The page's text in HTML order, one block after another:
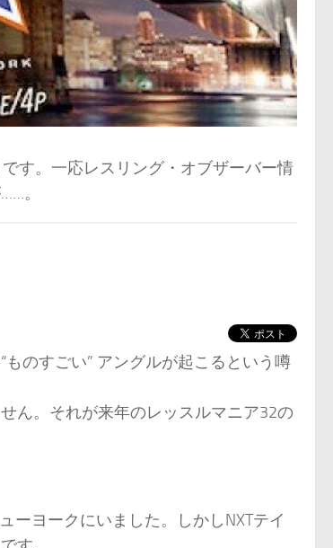
す。一応レスリング・オブザーバー情
。
のすごい” アングルが起こるという噂
ん。それが来年のレッスルマニア32の
ーヨークにいました。しかしNXTテイ